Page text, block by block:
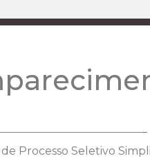
Processo Seletivo